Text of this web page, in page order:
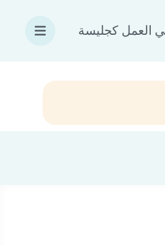
العمل كجليسة